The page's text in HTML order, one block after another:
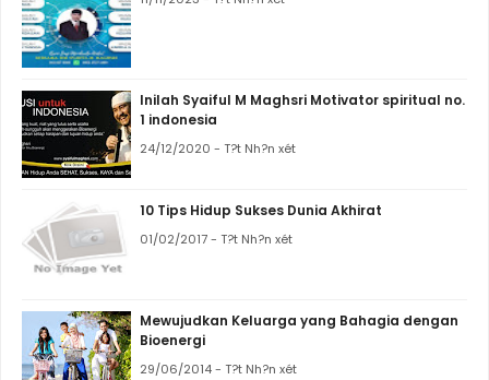
Inilah Syaiful M Maghsri Motivator spiritual no.
1 indonesia
24/12/2020 - T?t Nh?n xét
10 Tips Hidup Sukses Dunia Akhirat
01/02/2017 - T?t Nh?n xét
Mewujudkan Keluarga yang Bahagia dengan
Bioenergi
29/06/2014 - T?t Nh?n xét